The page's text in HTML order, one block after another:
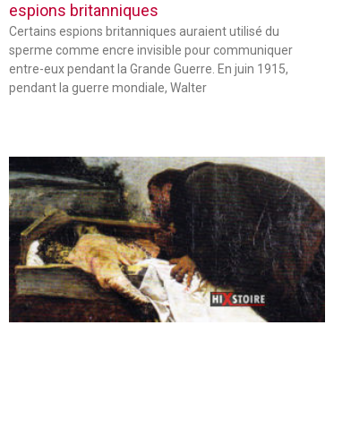
espions britanniques
Certains espions britanniques auraient utilisé du
sperme comme encre invisible pour communiquer
entre-eux pendant la Grande Guerre. En juin 1915,
pendant la guerre mondiale, Walter